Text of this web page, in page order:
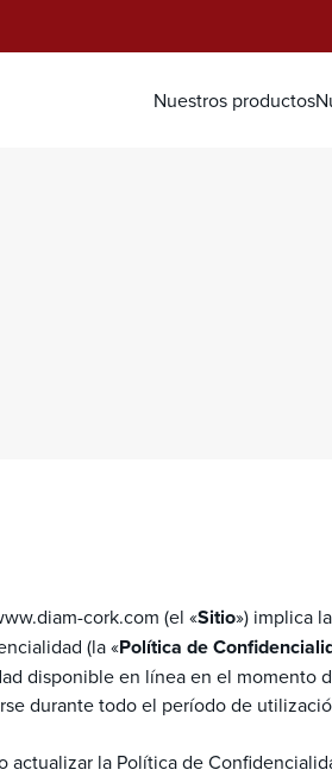
Nuestros productos
cork.com (el «Sitio») implica
(la «Política de
disponible en línea en el momento
durante todo el período de
actualizar la Política de